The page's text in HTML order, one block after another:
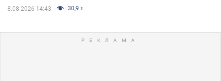
8.08.2026 14:43 30,9 т.